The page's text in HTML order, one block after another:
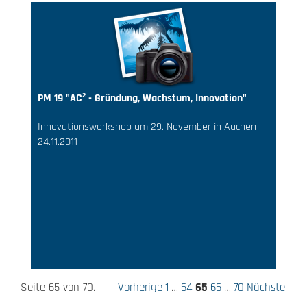
PM 19 "AC² - Gründung, Wachstum, Innovation"
Innovationsworkshop am 29. November in Aachen
24.11.2011
Seite 65 von 70. Vorherige1 … 64 65 66 … 70 Nächste